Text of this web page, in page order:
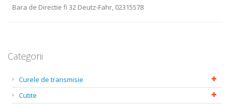
Bara de Directie fi 32 Deutz-Fahr, 02315578
Categorii
Curele de transmisie
Cutite